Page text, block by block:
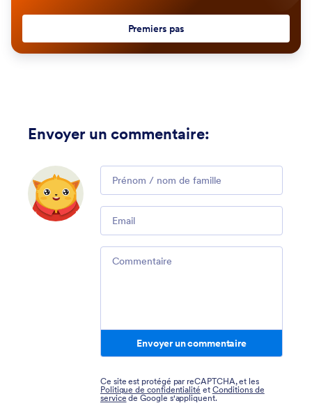
Premiers pas
Envoyer un commentaire:
Comment
Email
Comment
Envoyer un commentaire
Ce site est protégé par reCAPTCHA, et les
Politique de confidentialité et Conditions de
service de Google s'appliquent.